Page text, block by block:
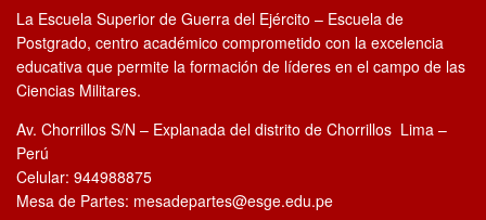
La Escuela Superior de Guerra del Ejército – Escuela de
Postgrado, centro académico comprometido con la excelencia
educativa que permite la formación de líderes en el campo de las
Ciencias Militares.
Av. Chorrillos S/N – Explanada del distrito de Chorrillos Lima –
Perú
Celular: 944988875
Mesa de Partes: mesadepartes@esge.edu.pe